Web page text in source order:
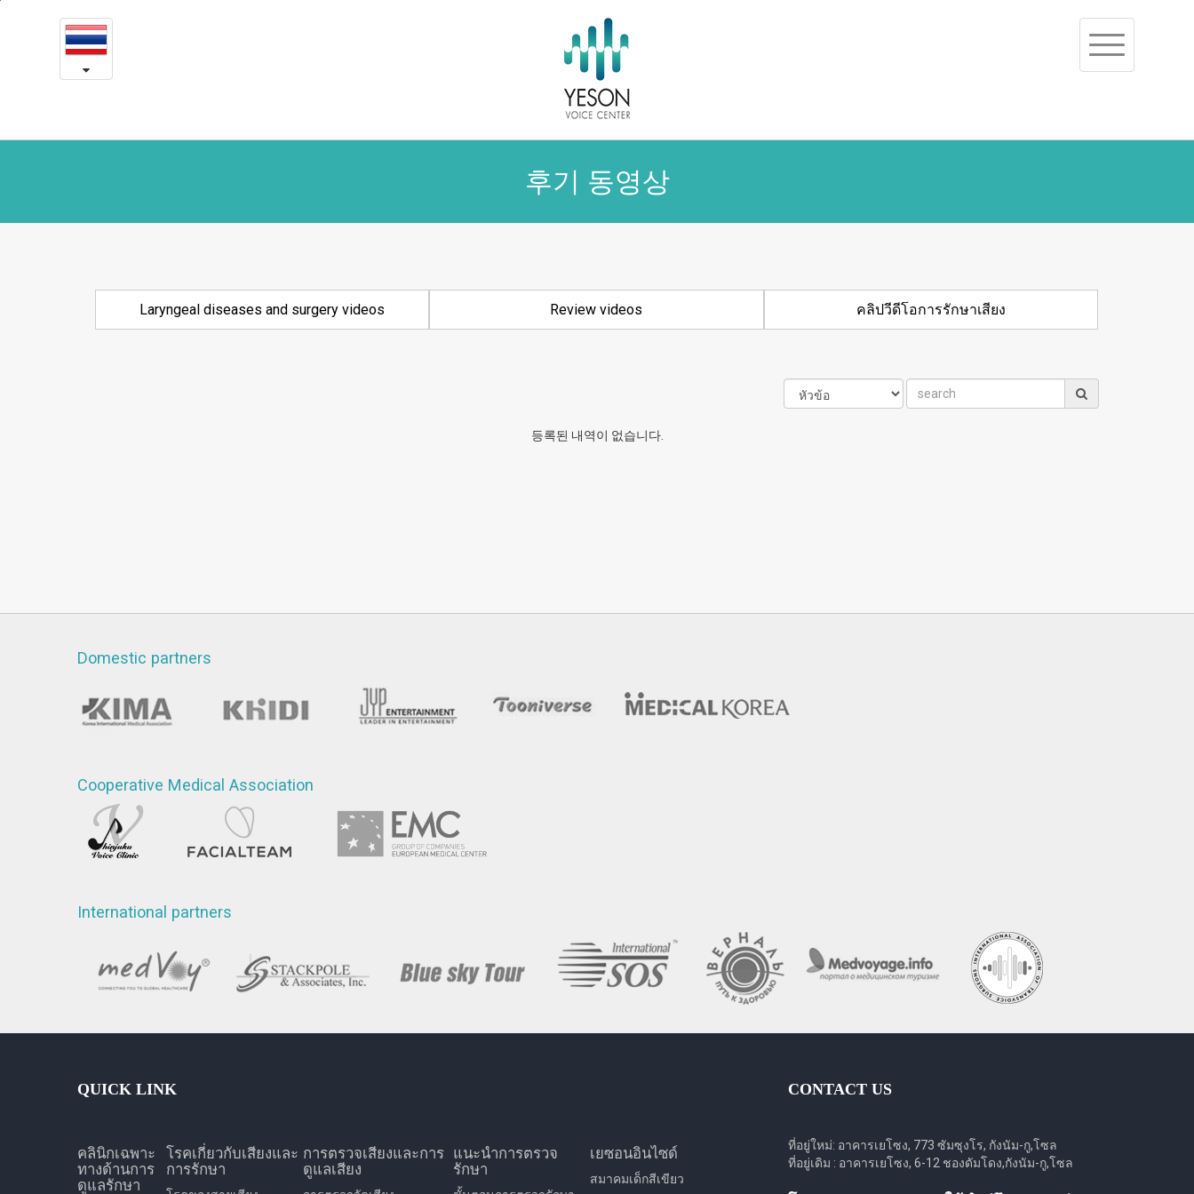
기
Laryngeal
diseases
Toggle
navigation
후기 동영상
Laryngeal diseases and surgery videos Review videos คลิปวีดีโอการรักษาเสียง
등록된 내역이 없습니다.
Domestic partners
Cooperative Medical Association
International partners
QUICK LINK
คลินิกเฉพาะ
ทางด้านการ
ดูแลรักษา
โรคเกี่ยวกับเสียงและ
การรักษา
การตรวจเสียงและการ
ดูแลเสียง
แนะนำการตรวจ
รักษา
เยซอนอินไซด์
สมาคมเด็กสีเขียว
CONTACT US
ที่อยู่ใหม่: อาคารเยโซง, 773 ซัมซุงโร, กังนัม-กู,โซล
ที่อยู่เดิม : อาคารเยโซง, 6-12 ชองดัมโดง,กังนัม-กู,โซล